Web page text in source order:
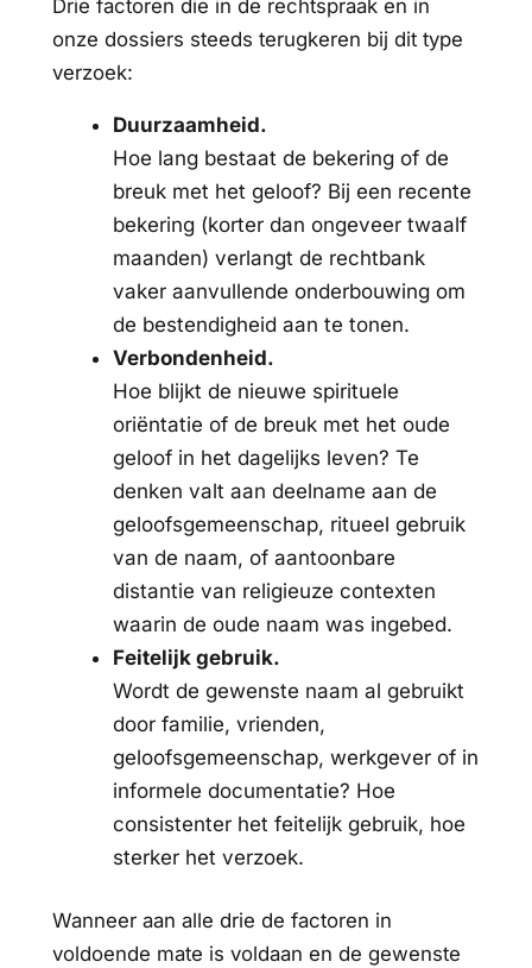
Drie factoren die in de rechtspraak en in
onze dossiers steeds terugkeren bij dit type
verzoek:
Duurzaamheid.
Hoe lang bestaat de bekering of de
breuk met het geloof? Bij een recente
bekering (korter dan ongeveer twaalf
maanden) verlangt de rechtbank
vaker aanvullende onderbouwing om
de bestendigheid aan te tonen.
Verbondenheid.
Hoe blijkt de nieuwe spirituele
oriëntatie of de breuk met het oude
geloof in het dagelijks leven? Te
denken valt aan deelname aan de
geloofsgemeenschap, ritueel gebruik
van de naam, of aantoonbare
distantie van religieuze contexten
waarin de oude naam was ingebed.
Feitelijk gebruik.
Wordt de gewenste naam al gebruikt
door familie, vrienden,
geloofsgemeenschap, werkgever of in
informele documentatie? Hoe
consistenter het feitelijk gebruik, hoe
sterker het verzoek.
Wanneer aan alle drie de factoren in
voldoende mate is voldaan en de gewenste